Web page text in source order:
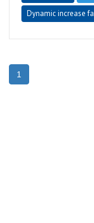
Dynamic increase
1